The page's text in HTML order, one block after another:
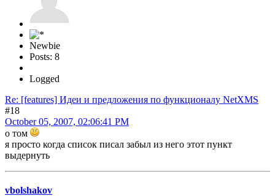
Newbie
Posts: 8
Logged
Re: [features] Идеи и предложения по функционалу NetXMS
#18
October 05, 2007, 02:06:41 PM
о том
я просто когда список писал забыл из него этот пункт
выдернуть
vbolshakov